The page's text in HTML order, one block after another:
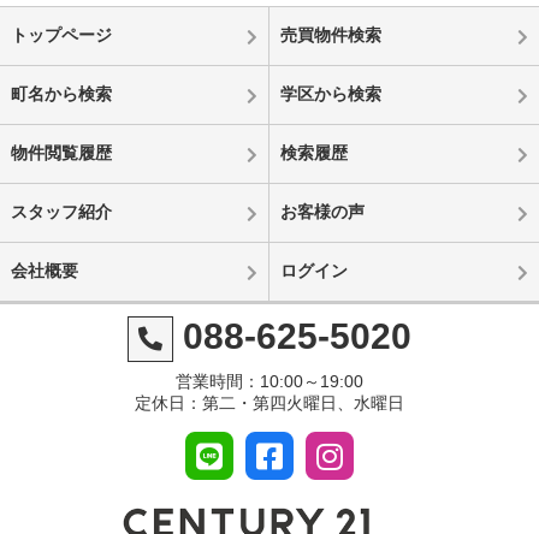
トップページ 売買物件検索
町名から検索 学区から検索
物件閲覧履歴 検索履歴
スタッフ紹介 お客様の声
会社概要 ログイン
088-625-5020
営業時間：10:00～19:00
定休日：第二・第四火曜日、水曜日